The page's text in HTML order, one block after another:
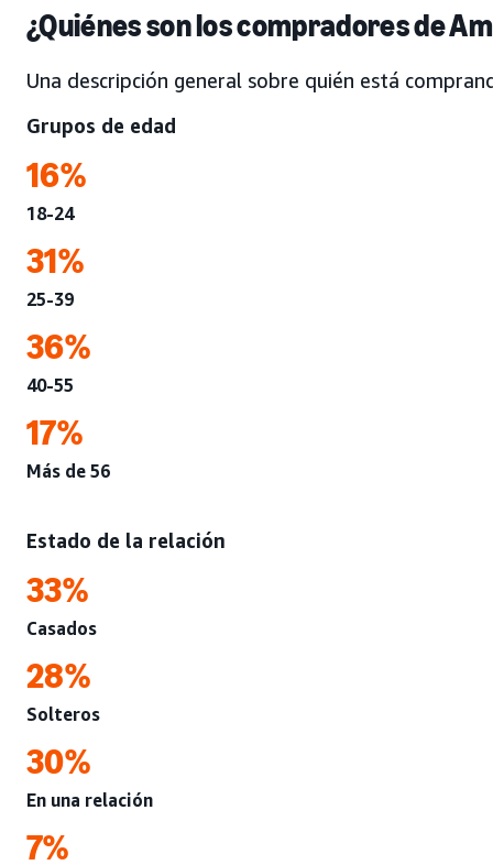
¿Quiénes son los compradores de
Una descripción general sobre quién está
Grupos de edad
16%
18-24
31%
25-39
36%
40-55
17%
Más de 56
Estado de la relación
33%
Casados
28%
Solteros
30%
En una relación
7%